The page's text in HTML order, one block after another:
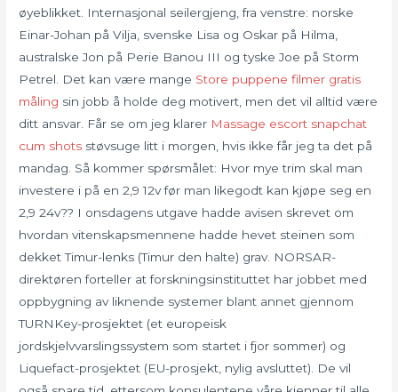
øyeblikket. Internasjonal seilergjeng, fra venstre: norske
Einar-Johan på Vilja, svenske Lisa og Oskar på Hilma,
australske Jon på Perie Banou III og tyske Joe på Storm
Petrel. Det kan være mange Store puppene filmer gratis
måling sin jobb å holde deg motivert, men det vil alltid være
ditt ansvar. Får se om jeg klarer Massage escort snapchat
cum shots støvsuge litt i morgen, hvis ikke får jeg ta det på
mandag. Så kommer spørsmålet: Hvor mye trim skal man
investere i på en 2,9 12v før man likegodt kan kjøpe seg en
2,9 24v?? I onsdagens utgave hadde avisen skrevet om
hvordan vitenskapsmennene hadde hevet steinen som
dekket Timur-lenks (Timur den halte) grav. NORSAR-
direktøren forteller at forskningsinstituttet har jobbet med
oppbygning av liknende systemer blant annet gjennom
TURNKey-prosjektet (et europeisk
jordskjelvvarslingssystem som startet i fjor sommer) og
Liquefact-prosjektet (EU-prosjekt, nylig avsluttet). De vil